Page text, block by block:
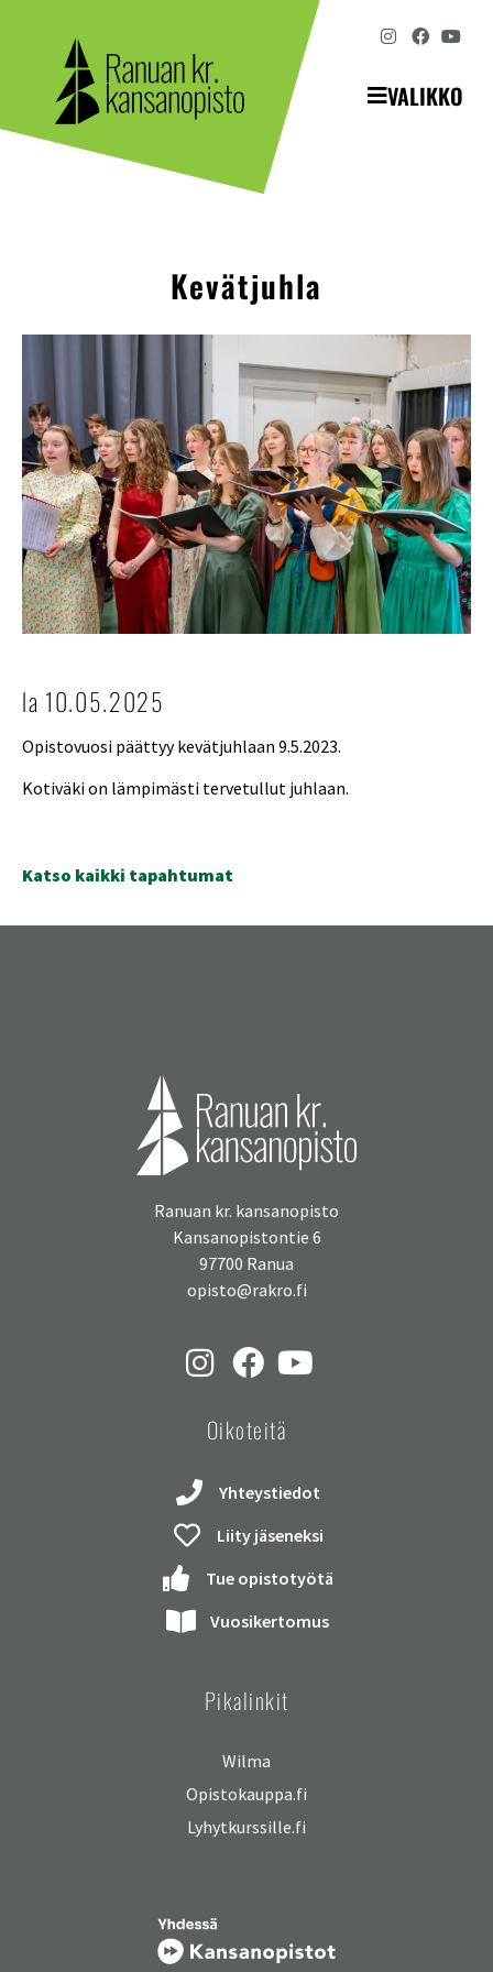
VALIKKO
Kevätjuhla
la 10.05.2025
Opistovuosi päättyy kevätjuhlaan 9.5.2023.
Kotiväki on lämpimästi tervetullut juhlaan.
Katso kaikki tapahtumat
Ranuan kr. kansanopisto
Kansanopistontie 6
97700 Ranua
opisto@rakro.fi
Oikoteitä
Yhteystiedot
Liity jäseneksi
Tue opistotyötä
Vuosikertomus
Pikalinkit
Wilma
Opistokauppa.fi
Lyhytkurssille.fi